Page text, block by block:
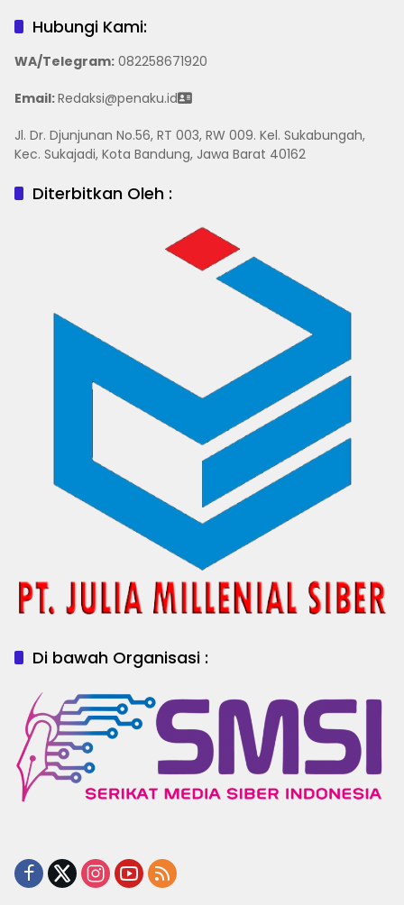
Hubungi Kami:
WA/Telegram: 082258671920
Email:Redaksi@penaku.id
Jl. Dr. Djunjunan No.56, RT 003, RW 009. Kel. Sukabungah,
Kec. Sukajadi, Kota Bandung, Jawa Barat 40162
Diterbitkan Oleh :
Di bawah Organisasi :